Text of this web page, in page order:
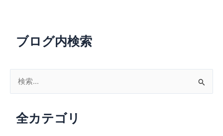
ブログ内検索
象全カテゴリ